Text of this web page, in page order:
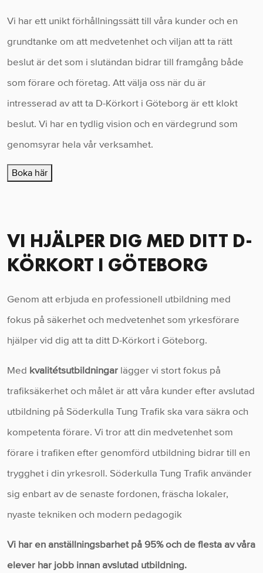
Vi har ett unikt förhållningssätt till våra kunder och en
grundtanke om att medvetenhet och viljan att ta rätt
beslut är det som i slutändan bidrar till framgång både
som förare och företag. Att välja oss när du är
intresserad av att ta D-Körkort i Göteborg är ett klokt
beslut. Vi har en tydlig vision och en värdegrund som
genomsyrar hela vår verksamhet.
Boka här
VI HJÄLPER DIG MED DITT D-
KÖRKORT I GÖTEBORG
Genom att erbjuda en professionell utbildning med
fokus på säkerhet och medvetenhet som yrkesförare
hjälper vid dig att ta ditt D-Körkort i Göteborg.
Med kvalitétsutbildningar lägger vi stort fokus på
trafiksäkerhet och målet är att våra kunder efter avslutad
utbildning på Söderkulla Tung Trafik ska vara säkra och
kompetenta förare. Vi tror att din medvetenhet som
förare i trafiken efter genomförd utbildning bidrar till en
trygghet i din yrkesroll. Söderkulla Tung Trafik använder
sig enbart av de senaste fordonen, fräscha lokaler,
nyaste tekniken och modern pedagogik
Vi har en anställningsbarhet på 95% och de flesta av våra
elever har jobb innan avslutad utbildning.